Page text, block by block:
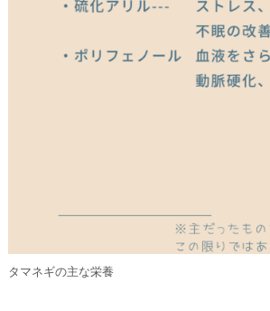
タマネギの主な栄養